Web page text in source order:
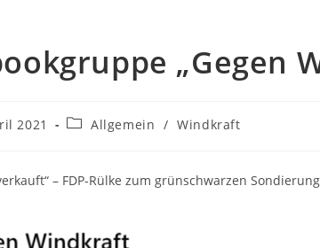
„Gegen
2021
Beitrags-
Allgemein / Windkraft
– FDP-Rülke zum grünschwarzen